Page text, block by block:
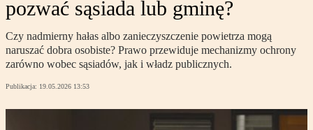
pozwać sąsiada lub gminę?
Czy nadmierny hałas albo zanieczyszczenie powietrza mogą
naruszać dobra osobiste? Prawo przewiduje mechanizmy ochrony
zarówno wobec sąsiadów, jak i władz publicznych.
Publikacja: 19.05.2026 13:53